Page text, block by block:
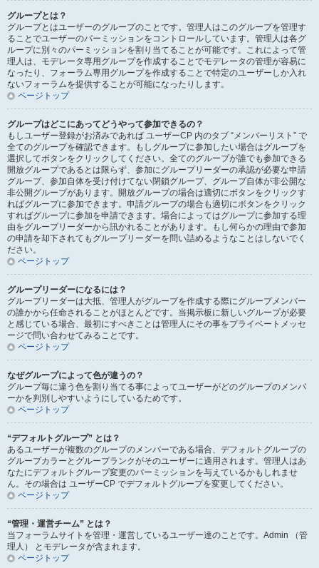
グループとは？
グループとはユーザーのグループのことです。管理人はこのグループを管理す
ることでユーザーのパーミッションをコントロールしています。管理人は各グ
ループに別々のパーミッションを割り当てることが可能です。これによって管
理人は、モデレータ専用グループを作成することでモデレータの管理が容易に
なったり、フォーラム専用グループを作成することで特定のユーザーしか入れ
ないフォーラムを提供することが可能になったりします。
ページトップ
グループはどこにあってどうやって参加できるの？
もしユーザー登録がお済みであれば ユーザーCP 内のタブ “メンバーリスト” で
全てのグループを確認できます。もしグループに参加したい場合はグループを
選択してボタンをクリックしてください。全てのグループが誰でも参加できる
開放グループであるとは限らず、参加にグループリーダーの承認が必要な申請
グループ、参加自体を受け付けてない閉鎖グループ、グループ自体が非公開な
非公開グループがあります。開放グループの場合は適切にボタンをクリックす
ればグループに参加できます。申請グループの場合も適切にボタンをクリック
すればグループに参加を申請できます。場合によってはグループに参加する理
由をグループリーダーから訊かれることがあります。もし何らかの理由で参加
の申請を却下されてもグループリーダーを問い詰めるようなことはしないでく
ださい。
ページトップ
グループリーダーになるには？
グループリーダーは大抵、管理人がグループを作成する際にグループメンバー
の誰かから任命されることがほとんどです。当掲示板に新しいグループが必要
と感じている場合、最初にすべきことは管理人にその事をプライベートメッセ
ージで問い合わせてみることです。
ページトップ
なぜグループによって色が違うの？
グループ毎に違う色を割り当てる事によってユーザーがどのグループのメンバ
ーかを判別しやすいようにしているためです。
ページトップ
“デフォルトグループ” とは？
あるユーザーが複数のグループのメンバーである場合、デフォルトグループの
グループカラーとグループランクがそのユーザーに適用されます。管理人はあ
なたにデフォルトグループ変更のパーミッションを与えているかもしれませ
ん。その場合は ユーザーCP でデフォルトグループを変更してください。
ページトップ
“管理・運営チーム” とは？
当フォーラムサイトを管理・運営しているユーザー達のことです。Admin （管
理人） とモデレータが含まれます。
ページトップ